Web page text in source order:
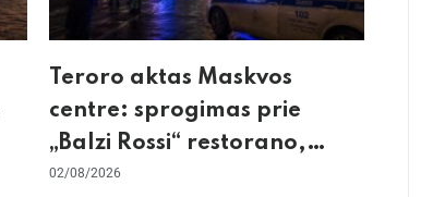
Teroro aktas Maskvos
centre: sprogimas prie
„Balzi Rossi“ restorano,
mirtininkės apgulė ir tikrieji
02/08/2026